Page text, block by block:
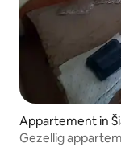
Appartement in
Gezellig